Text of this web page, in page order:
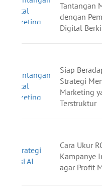
Tantangan
dengan
Digital
Siap
Strategi
Marketing
Terstruktur
Cara Ukur
Kampanye
agar Profit